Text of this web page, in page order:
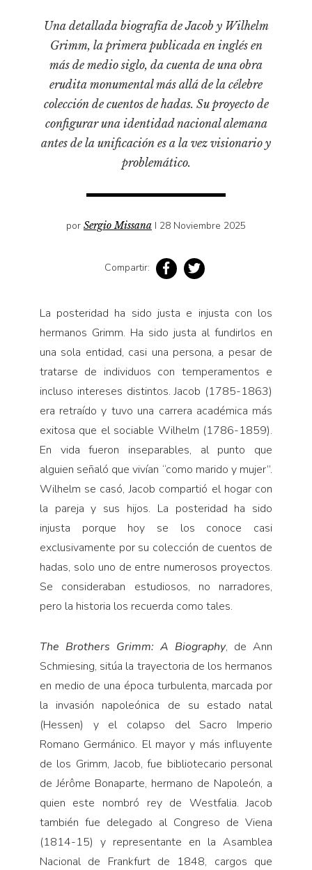
Personaje
Personajes secundarios
Relecturas
Sociedad
Turismo accidental
Una detallada biografía de Jacob y Wilhelm
Grimm, la primera publicada en inglés en
más de medio siglo, da cuenta de una obra
erudita monumental más allá de la célebre
colección de cuentos de hadas. Su proyecto de
configurar una identidad nacional alemana
antes de la unificación es a la vez visionario y
problemático.
por Sergio Missana I 28 Noviembre 2025
Compartir:
La posteridad ha sido justa e injusta con los
hermanos Grimm. Ha sido justa al fundirlos en
una sola entidad, casi una persona, a pesar de
tratarse de individuos con temperamentos e
incluso intereses distintos. Jacob (1785-1863)
era retraído y tuvo una carrera académica más
exitosa que el sociable Wilhelm (1786-1859).
En vida fueron inseparables, al punto que
alguien señaló que vivían “como marido y mujer”.
Wilhelm se casó, Jacob compartió el hogar con
la pareja y sus hijos. La posteridad ha sido
injusta porque hoy se los conoce casi
exclusivamente por su colección de cuentos de
hadas, solo uno de entre numerosos proyectos.
Se consideraban estudiosos, no narradores,
pero la historia los recuerda como tales.
The Brothers Grimm: A Biography, de Ann
Schmiesing, sitúa la trayectoria de los hermanos
en medio de una época turbulenta, marcada por
la invasión napoleónica de su estado natal
(Hessen) y el colapso del Sacro Imperio
Romano Germánico. El mayor y más influyente
de los Grimm, Jacob, fue bibliotecario personal
de Jérôme Bonaparte, hermano de Napoleón, a
quien este nombró rey de Westfalia. Jacob
también fue delegado al Congreso de Viena
(1814-15) y representante en la Asamblea
Nacional de Frankfurt de 1848, cargos que